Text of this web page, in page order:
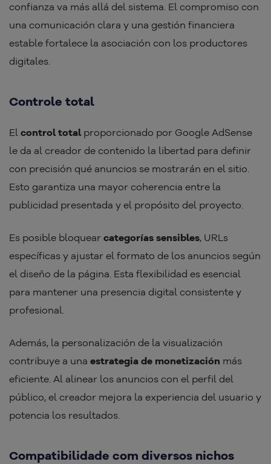
confianza va más allá del sistema. El compromiso con
una comunicación clara y una gestión financiera
estable fortalece la asociación con los productores
digitales.
Controle total
El control totalproporcionado por Google AdSense
le da al creador de contenido la libertad para definir
con precisión qué anuncios se mostrarán en el sitio.
Esto garantiza una mayor coherencia entre la
publicidad presentada y el propósito del proyecto.
Es posible bloquear categorías sensibles, URLs
específicas y ajustar el formato de los anuncios según
el diseño de la página. Esta flexibilidad es esencial
para mantener una presencia digital consistente y
profesional.
Además, la personalización de la visualización
contribuye a una estrategia de monetización más
eficiente. Al alinear los anuncios con el perfil del
público, el creador mejora la experiencia del usuario y
potencia los resultados.
Compatibilidade com diversos nichos